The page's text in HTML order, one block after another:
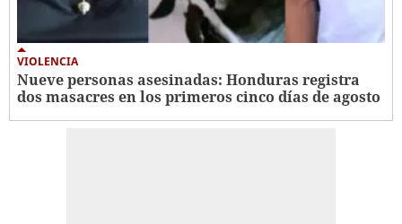
VIOLENCIA
Nueve personas asesinadas: Honduras registra
dos masacres en los primeros cinco días de agosto